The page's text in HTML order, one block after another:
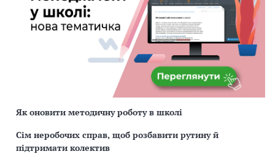
Як оновити методичну роботу в школі
Сім неробочих справ, щоб розбавити рутину й
підтримати колектив